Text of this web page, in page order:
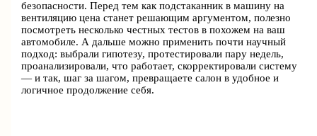
безопасности. Перед тем как подстаканник в машину на
вентиляцию цена станет решающим аргументом, полезно
посмотреть несколько честных тестов в похожем на ваш
автомобиле. А дальше можно применить почти научный
подход: выбрали гипотезу, протестировали пару недель,
проанализировали, что работает, скорректировали систему
— и так, шаг за шагом, превращаете салон в удобное и
логичное продолжение себя.